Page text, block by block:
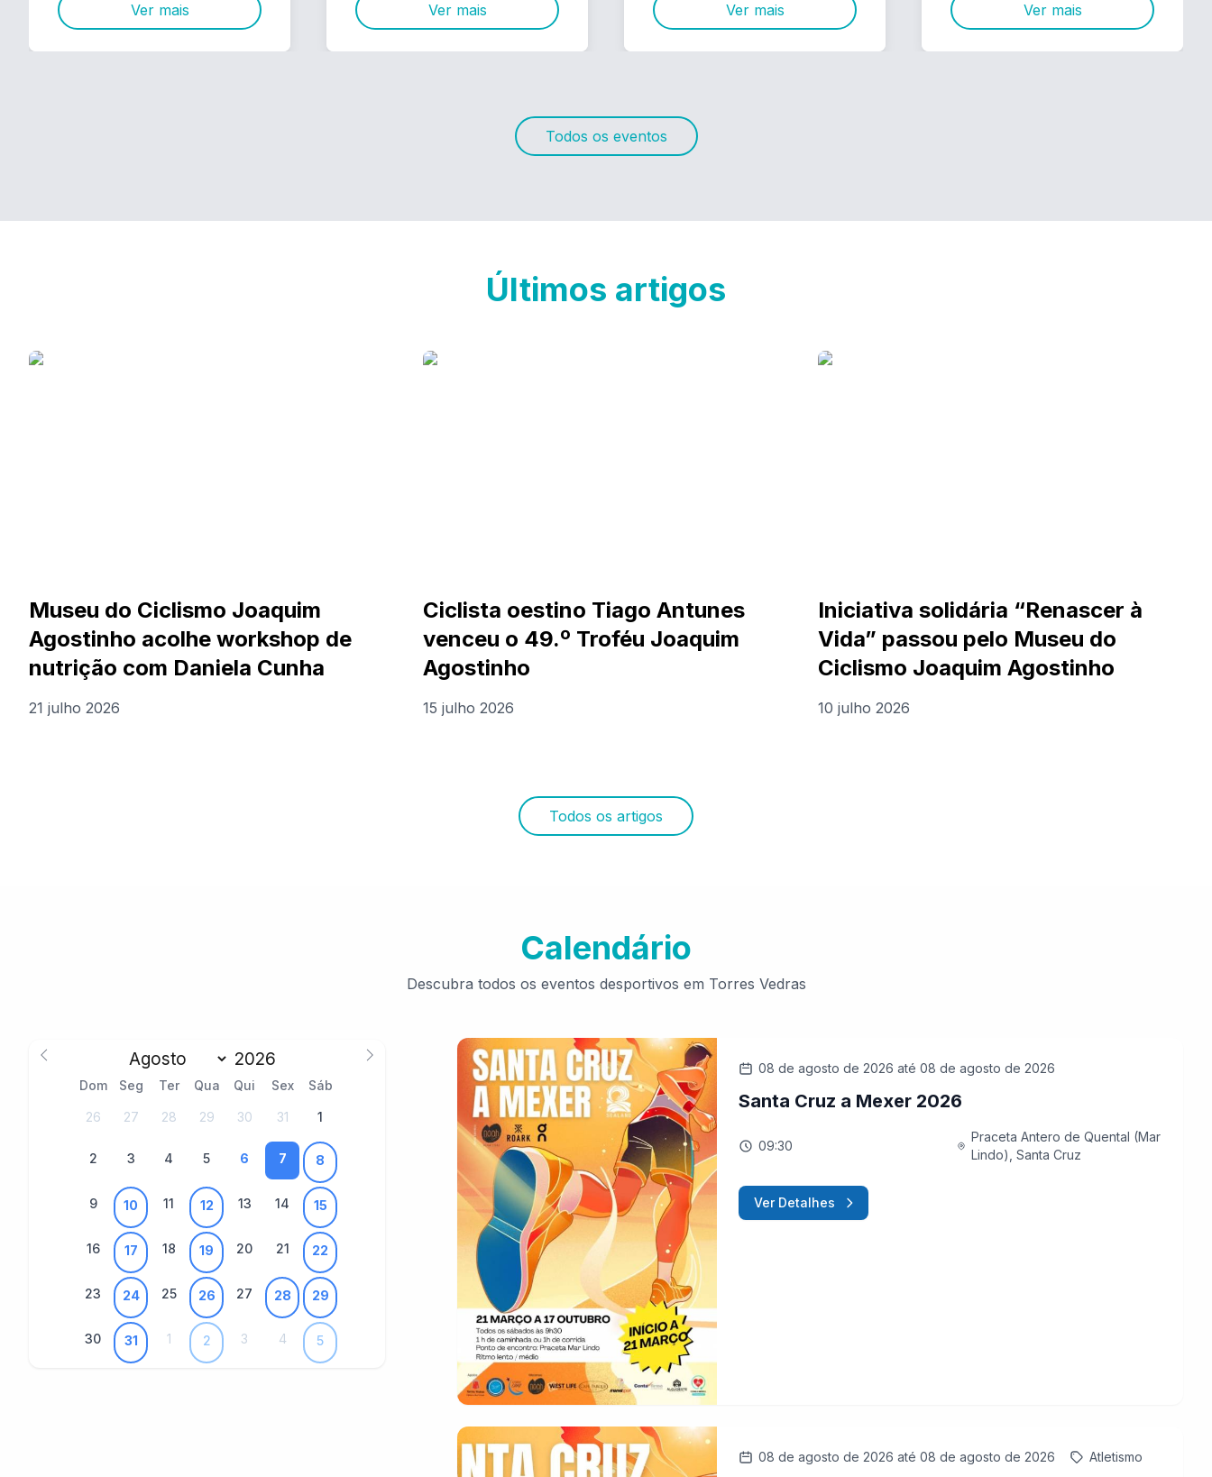
Ver mais Ver mais Ver mais Ver mais
Todos os eventos
Últimos artigos
Museu do Ciclismo Joaquim
Agostinho acolhe workshop de
nutrição com Daniela Cunha
21 julho 2026
Ciclista oestino Tiago Antunes
venceu o 49.º Troféu Joaquim
Agostinho
15 julho 2026
Iniciativa solidária “Renascer à
Vida” passou pelo Museu do
Ciclismo Joaquim Agostinho
10 julho 2026
Todos os artigos
Calendário
Descubra todos os eventos desportivos em Torres Vedras
Dom Seg Ter Qua Qui Sex Sáb
26 27 28 29 30 31 1
2 3 4 5 6 7 8
9 10 11 12 13 14 15
16 17 18 19 20 21 22
23 24 25 26 27 28 29
30 31 1 2 3 4 5
08 de agosto de 2026 até 08 de agosto de 2026
Santa Cruz a Mexer 2026
09:30
Praceta Antero de Quental (Mar
Lindo), Santa Cruz
Ver Detalhes
08 de agosto de 2026 até 08 de agosto de 2026 Atletismo